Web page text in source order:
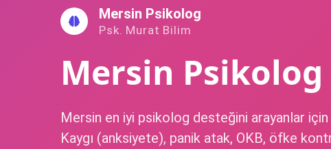
Mersin Psikolog
Psk. Murat Bilim
Mersin Psikolog
Mersin en iyi psikolog desteğini arayanlar için
Kaygı (anksiyete), panik atak, OKB, öfke